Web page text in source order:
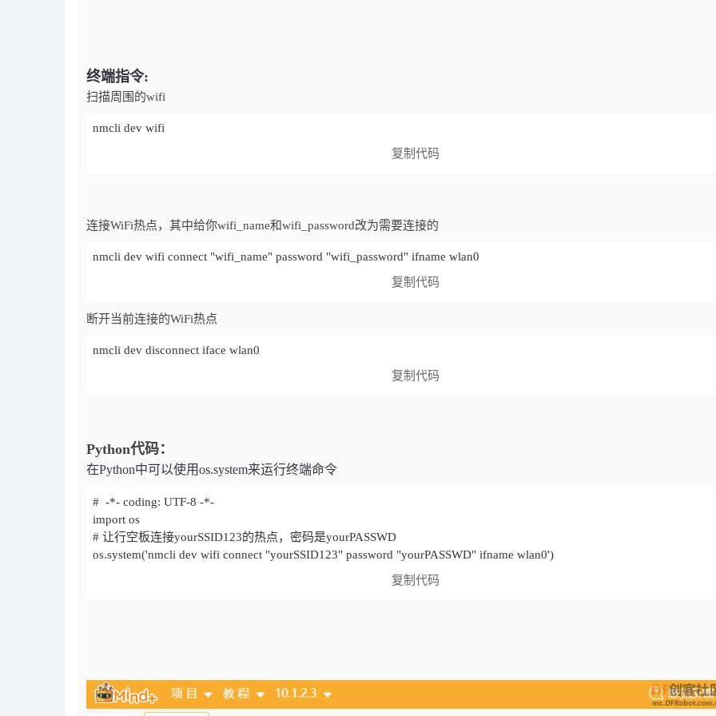
终端指令:
扫描周围的wifi
nmcli dev wifi
复制代码
连接WiFi热点，其中给你wifi_name和wifi_password改为需要连接的
nmcli dev wifi connect "wifi_name" password "wifi_password" ifname wlan0
复制代码
断开当前连接的WiFi热点
nmcli dev disconnect iface wlan0
复制代码
Python代码：
在Python中可以使用os.system来运行终端命令
#  -*- coding: UTF-8 -*-
import os
# 让行空板连接yourSSID123的热点，密码是yourPASSWD
os.system('nmcli dev wifi connect "yourSSID123" password "yourPASSWD" ifname wlan0')
复制代码